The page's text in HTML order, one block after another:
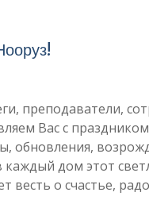
преподаватели,
Вас с
обновления,
каждый дом этот
весть о счастье,